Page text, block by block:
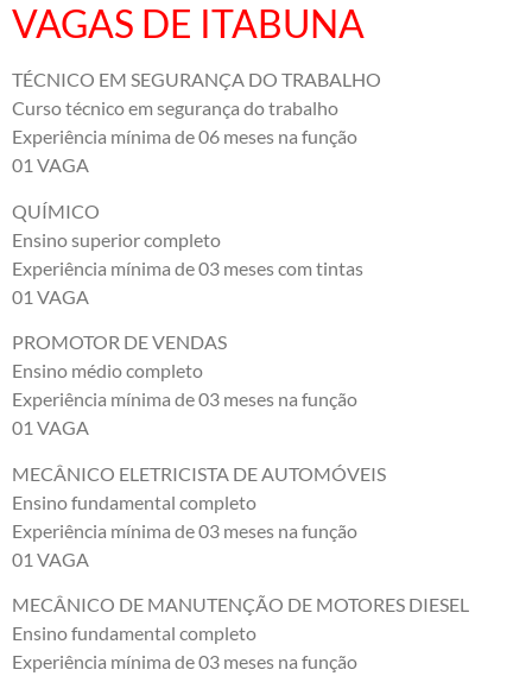
VAGAS DE ITABUNA
TÉCNICO EM SEGURANÇA DO TRABALHO
Curso técnico em segurança do trabalho
Experiência mínima de 06 meses na função
01 VAGA
QUÍMICO
Ensino superior completo
Experiência mínima de 03 meses com tintas
01 VAGA
PROMOTOR DE VENDAS
Ensino médio completo
Experiência mínima de 03 meses na função
01 VAGA
MECÂNICO ELETRICISTA DE AUTOMÓVEIS
Ensino fundamental completo
Experiência mínima de 03 meses na função
01 VAGA
MECÂNICO DE MANUTENÇÃO DE MOTORES DIESEL
Ensino fundamental completo
Experiência mínima de 03 meses na função